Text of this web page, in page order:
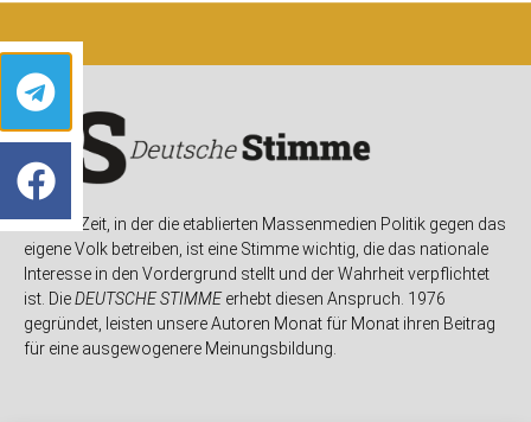
In einer Zeit, in der die etablierten Massenmedien Politik gegen das
eigene Volk betreiben, ist eine Stimme wichtig, die das nationale
Interesse in den Vordergrund stellt und der Wahrheit verpflichtet
ist. DieDEUTSCHE STIMMEerhebt diesen Anspruch. 1976
gegründet, leisten unsere Autoren Monat für Monat ihren Beitrag
für eine ausgewogenere Meinungsbildung.